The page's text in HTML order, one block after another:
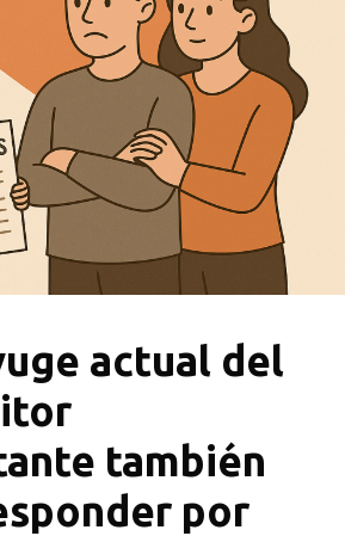
actual del
también
por